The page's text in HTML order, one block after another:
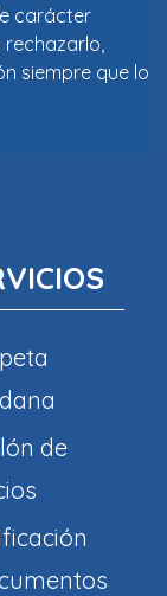
carácter
rechazarlo,
siempre que lo
de